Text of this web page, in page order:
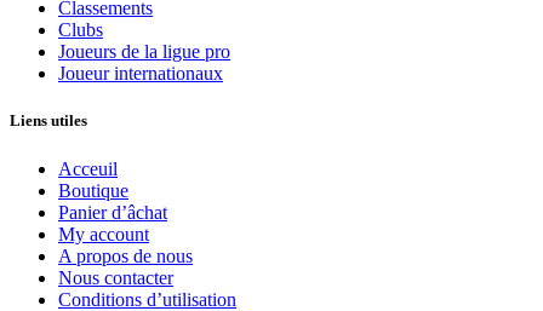
Classements
Clubs
Joueurs de la ligue pro
Joueur internationaux
Liens utiles
Acceuil
Boutique
Panier d’âchat
My account
A propos de nous
Nous contacter
Conditions d’utilisation